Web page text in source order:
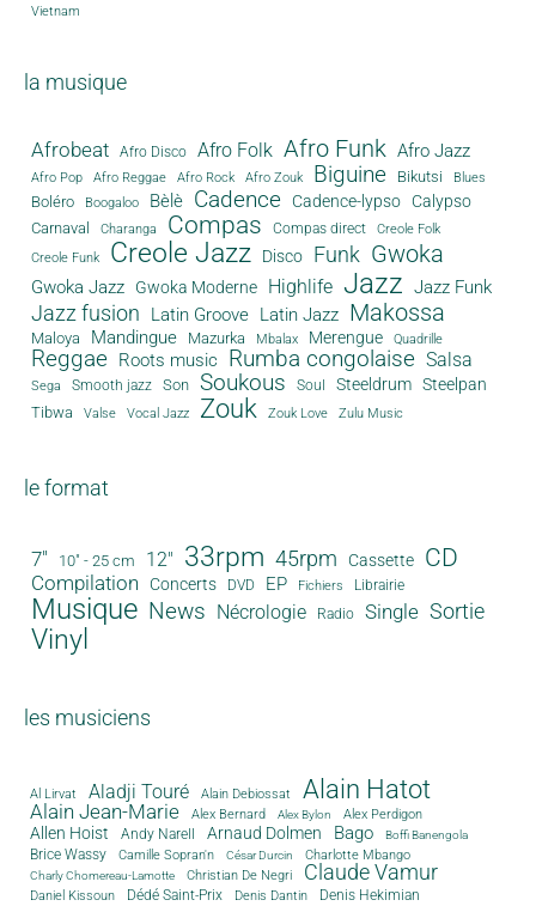
Vietnam
la musique
Afrobeat Afro Disco Afro Folk Afro Funk Afro Jazz
Afro Pop Afro Reggae Afro Rock Afro Zouk Biguine Bikutsi Blues
Boléro Boogaloo Bèlè Cadence Cadence-lypso Calypso
Carnaval Charanga Compas Compas direct
Creole Folk
Creole Funk
Creole Jazz Disco Funk Gwoka
Gwoka Jazz Gwoka Moderne Highlife Jazz Jazz Funk
Jazz fusion Latin Groove Latin Jazz Makossa
Maloya Mandingue Mazurka Mbalax Merengue Quadrille
Reggae Roots music Rumba congolaise Salsa
Sega Smooth jazz Son Soukous Soul Steeldrum Steelpan
Tibwa Valse Vocal Jazz Zouk Zouk Love Zulu Music
le format
7" 10" - 25 cm 12" 33rpm 45rpm Cassette CD
Compilation Concerts DVD EP Fichiers Librairie
Musique News Nécrologie Radio Single Sortie
Vinyl
les musiciens
Al Lirvat Aladji Touré Alain Debiossat Alain Hatot
Alain Jean-Marie Alex Bernard Alex Bylon Alex Perdigon
Allen Hoist Andy Narell Arnaud Dolmen Bago Boffi Banengola
Brice Wassy Camille Sopran'n César Durcin Charlotte Mbango
Charly Chomereau-Lamotte Christian De Negri Claude Vamur
Daniel Kissoun Dédé Saint-Prix Denis Dantin Denis Hekimian